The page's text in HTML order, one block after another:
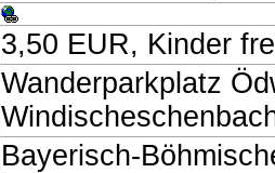
3,50 EUR, Kinder
Wanderparkplatz
Bayerisch-